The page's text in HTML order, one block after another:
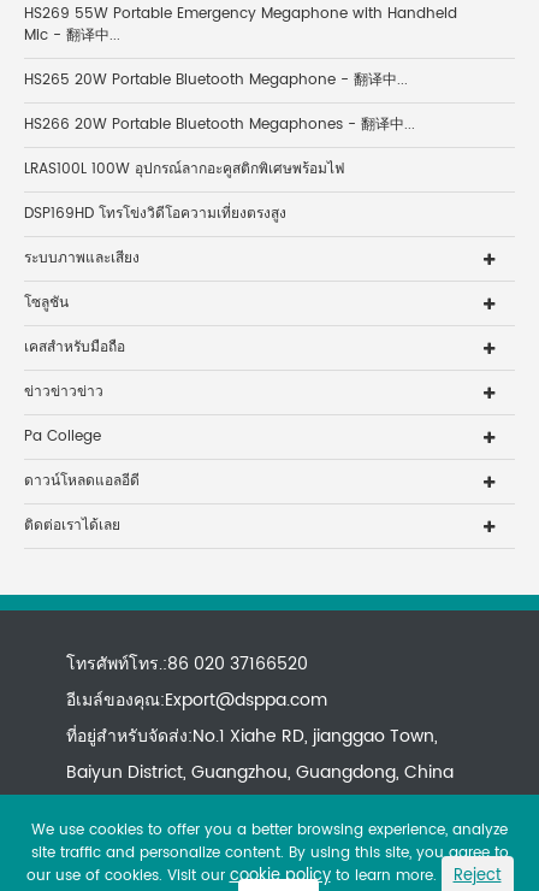
HS269 55W Portable Emergency Megaphone with Handheld
Mic - 翻译中...
HS265 20W Portable Bluetooth Megaphone - 翻译中...
HS266 20W Portable Bluetooth Megaphones - 翻译中...
LRAS100L 100W อุปกรณ์ลากอะคูสติกพิเศษพร้อมไฟ
DSP169HD โทรโข่งวิดีโอความเที่ยงตรงสูง
ระบบภาพและเสียง
โซลูชัน
เคสสำหรับมือถือ
ข่าวข่าวข่าว
Pa College
ดาวน์โหลดแอลอีดี
ติดต่อเราได้เลย
โทรศัพท์โทร.:86 020 37166520
อีเมล์ของคุณ:Export@dsppa.com
ที่อยู่สำหรับจัดส่ง:No.1 Xiahe RD, jianggao Town,
Baiyun District, Guangzhou, Guangdong, China
We use cookies to offer you a better browsing experience, analyze
site traffic and personalize content. By using this site, you agree to
our use of cookies. Visit ourcookie policyto learn more.
Reject